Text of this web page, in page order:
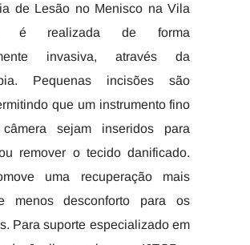
de Lesão no Menisco na Vila
é realizada de forma
invasiva, através da
Pequenas incisões são
que um instrumento fino
sejam inseridos para
remover o tecido danificado.
uma recuperação mais
menos desconforto para os
Para suporte especializado em